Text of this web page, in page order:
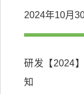
2024年10
研发【2024
知